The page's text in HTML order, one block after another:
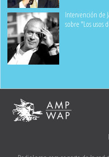
Intervención de
sobre "Los usos